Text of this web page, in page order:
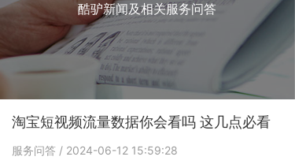
酷驴新闻及相关服务问答
淘宝短视频流量数据你会看吗 这几点必看
服务问答 / 2024-06-12 15:59:28